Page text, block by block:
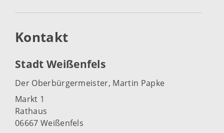
Kontakt
Stadt Weißenfels
Der Oberbürgermeister, Martin Papke
Markt 1
Rathaus
06667 Weißenfels